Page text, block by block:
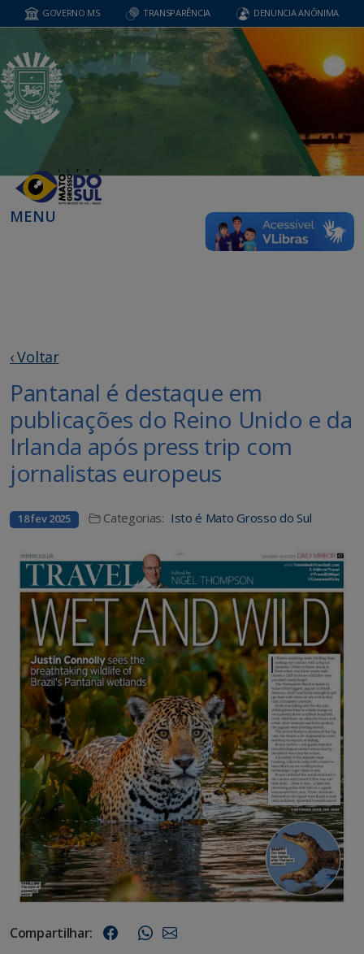
GOVERNO MS TRANSPARÊNCIA DENUNCIA ANÔNIMA
MENU
‹ Voltar
Pantanal é destaque em
publicações do Reino Unido e da
Irlanda após press trip com
jornalistas europeus
18 fev 2025 Categorias: Isto é Mato Grosso do Sul
Compartilhar: